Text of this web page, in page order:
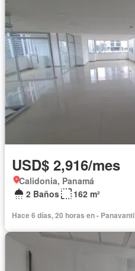
USD$ 2,916/mes
Calidonia, Panamá
2 Baños
162 m²
Hace 6 días, 20 horas en - Panavanti